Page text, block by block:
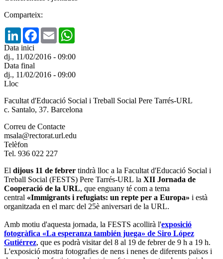
Comparteix:
LinkedInFacebook
Email
Data inici
dj., 11/02/2016 - 09:00
Data final
dj., 11/02/2016 - 09:00
Lloc
Facultat d'Educació Social i Treball Social Pere Tarrés-URL
c. Santalo, 37. Barcelona
Correu de Contacte
msala@rectorat.url.edu
Telèfon
Tel. 936 022 227
El dijous 11 de febrer tindrà lloc a la Facultat d'Educació Social i
Treball Social (FESTS) Pere Tarrés-URL la XII Jornada de
Cooperació de la URL, que enguany té com a tema
central «Immigrants i refugiats: un repte per a Europa» i està
organitzada en el marc del 25è aniversari de la URL.
Amb motiu d'aquesta jornada, la FESTS acollirà l'exposició
fotogràfica «La esperanza también juega» de Siro López
Gutiérrez, que es podrà visitar del 8 al 19 de febrer de 9 h a 19 h.
L'exposició mostra fotografies de nens i nenes de diferents països i